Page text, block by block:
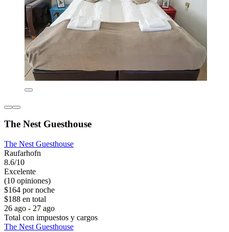
The Nest Guesthouse
The Nest Guesthouse
Raufarhofn
8.6/10
Excelente
(10 opiniones)
$164 por noche
$188 en total
26 ago - 27 ago
Total con impuestos y cargos
The Nest Guesthouse